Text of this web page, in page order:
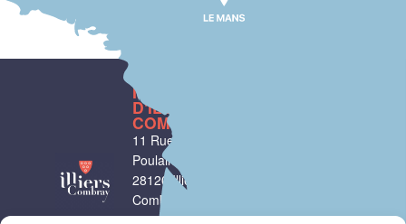
Samedi :9h00-
MAIRIE
D'ILLIERS-
COMBRAY
11 Rue Philebert
Poulain
28120 Illiers-
Combray